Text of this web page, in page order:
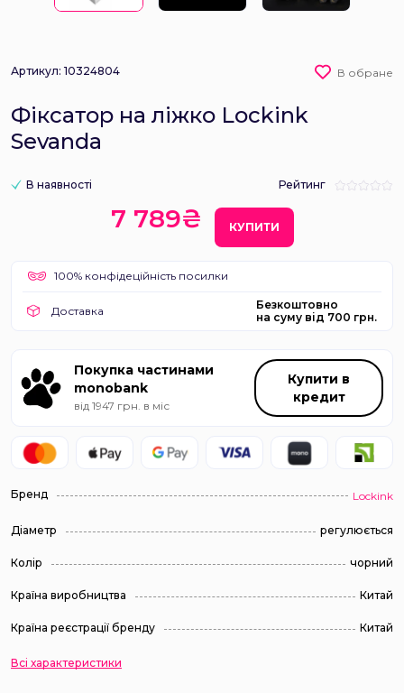
Артикул: 10324804 В обране
Фіксатор на ліжко Lockink
Sevanda
В наявності Рейтинг
7 789₴ КУПИТИ
100% конфідеційність посилки
Доставка
Безкоштовно
на суму від 700 грн.
Покупка частинами
monobank
від 1947 грн. в міс
Купити в
кредит
Бренд Lockink
Діаметр регулюється
Колір чорний
Країна виробництва Китай
Країна реєстрації бренду Китай
Всі характеристики